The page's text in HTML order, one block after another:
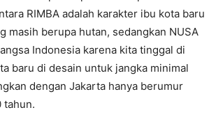
RIMBA adalah karakter ibu kota baru
masih berupa hutan, sedangkan NUSA
Indonesia karena kita tinggal di
baru di desain untuk jangka minimal
dengan Jakarta hanya berumur
tahun.